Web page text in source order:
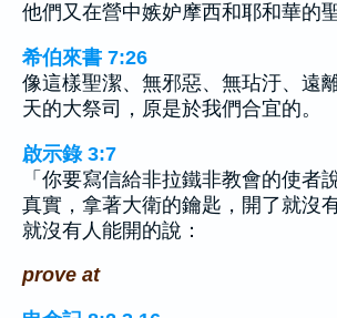
他們又在營中嫉妒摩西和耶和華的
希伯來書 7:26
像這樣聖潔、無邪惡、無玷汙、遠
天的大祭司，原是於我們合宜的。
啟示錄 3:7
「你要寫信給非拉鐵非教會的使者
真實，拿著大衛的鑰匙，開了就沒
就沒有人能開的說：
prove at